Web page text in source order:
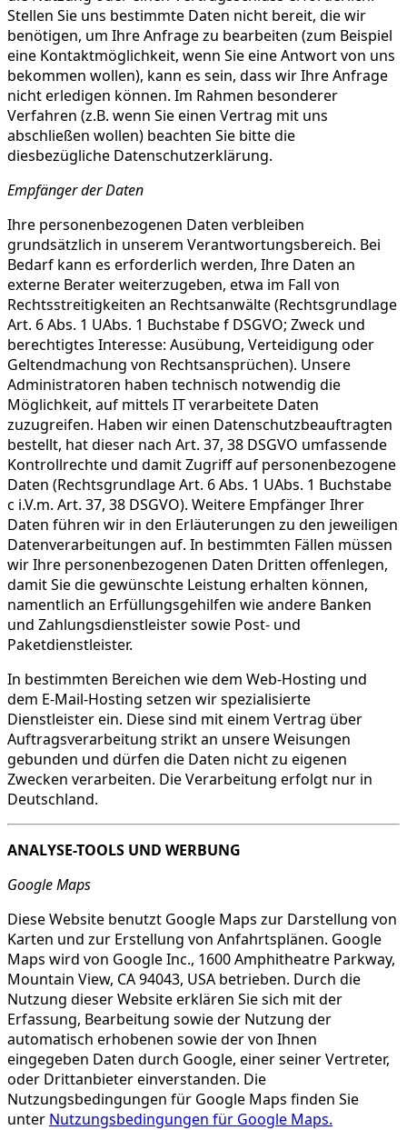
Stellen Sie uns bestimmte Daten nicht bereit, die wir
benötigen, um Ihre Anfrage zu bearbeiten (zum Beispiel
eine Kontaktmöglichkeit, wenn Sie eine Antwort von uns
bekommen wollen), kann es sein, dass wir Ihre Anfrage
nicht erledigen können. Im Rahmen besonderer
Verfahren (z.B. wenn Sie einen Vertrag mit uns
abschließen wollen) beachten Sie bitte die
diesbezügliche Datenschutzerklärung.
Empfänger der Daten
Ihre personenbezogenen Daten verbleiben
grundsätzlich in unserem Verantwortungsbereich. Bei
Bedarf kann es erforderlich werden, Ihre Daten an
externe Berater weiterzugeben, etwa im Fall von
Rechtsstreitigkeiten an Rechtsanwälte (Rechtsgrundlage
Art. 6 Abs. 1 UAbs. 1 Buchstabe f DSGVO; Zweck und
berechtigtes Interesse: Ausübung, Verteidigung oder
Geltendmachung von Rechtsansprüchen). Unsere
Administratoren haben technisch notwendig die
Möglichkeit, auf mittels IT verarbeitete Daten
zuzugreifen. Haben wir einen Datenschutzbeauftragten
bestellt, hat dieser nach Art. 37, 38 DSGVO umfassende
Kontrollrechte und damit Zugriff auf personenbezogene
Daten (Rechtsgrundlage Art. 6 Abs. 1 UAbs. 1 Buchstabe
c i.V.m. Art. 37, 38 DSGVO). Weitere Empfänger Ihrer
Daten führen wir in den Erläuterungen zu den jeweiligen
Datenverarbeitungen auf. In bestimmten Fällen müssen
wir Ihre personenbezogenen Daten Dritten offenlegen,
damit Sie die gewünschte Leistung erhalten können,
namentlich an Erfüllungsgehilfen wie andere Banken
und Zahlungsdienstleister sowie Post- und
Paketdienstleister.
In bestimmten Bereichen wie dem Web-Hosting und
dem E-Mail-Hosting setzen wir spezialisierte
Dienstleister ein. Diese sind mit einem Vertrag über
Auftragsverarbeitung strikt an unsere Weisungen
gebunden und dürfen die Daten nicht zu eigenen
Zwecken verarbeiten. Die Verarbeitung erfolgt nur in
Deutschland.
ANALYSE-TOOLS UND WERBUNG
Google Maps
Diese Website benutzt Google Maps zur Darstellung von
Karten und zur Erstellung von Anfahrtsplänen. Google
Maps wird von Google Inc., 1600 Amphitheatre Parkway,
Mountain View, CA 94043, USA betrieben. Durch die
Nutzung dieser Website erklären Sie sich mit der
Erfassung, Bearbeitung sowie der Nutzung der
automatisch erhobenen sowie der von Ihnen
eingegeben Daten durch Google, einer seiner Vertreter,
oder Drittanbieter einverstanden. Die
Nutzungsbedingungen für Google Maps finden Sie
unter Nutzungsbedingungen für Google Maps.